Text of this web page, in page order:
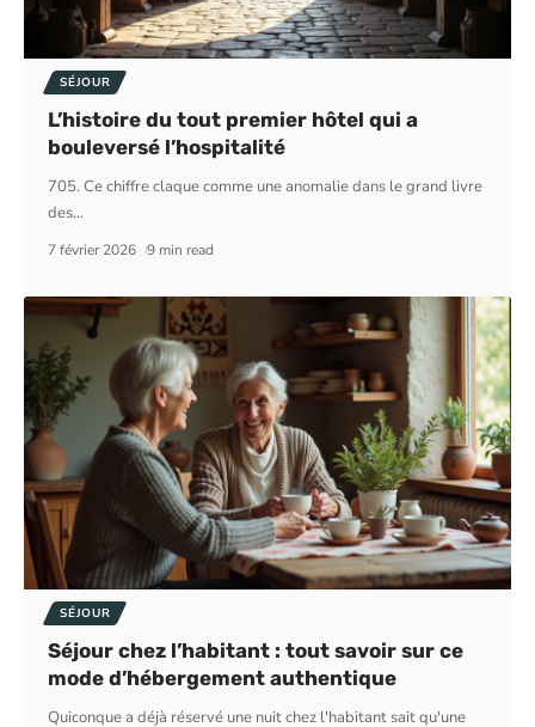
SÉJOUR
L’histoire du tout premier hôtel qui a
bouleversé l’hospitalité
705. Ce chiffre claque comme une anomalie dans le grand livre
des…
7 février 2026 9 min read
SÉJOUR
Séjour chez l’habitant : tout savoir sur ce
mode d’hébergement authentique
Quiconque a déjà réservé une nuit chez l'habitant sait qu'une